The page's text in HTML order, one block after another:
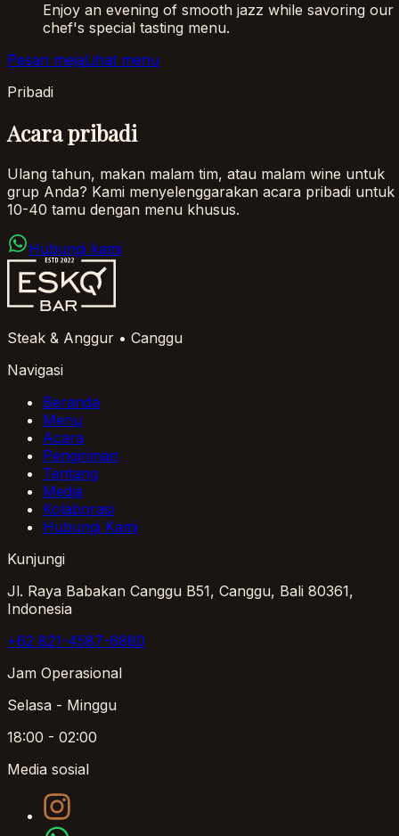
Enjoy an evening of smooth jazz while savoring our
chef's special tasting menu.
Pesan mejaLihat menu
Pribadi
Acara pribadi
Ulang tahun, makan malam tim, atau malam wine untuk
grup Anda? Kami menyelenggarakan acara pribadi untuk
10-40 tamu dengan menu khusus.
Hubungi kami
Steak & Anggur • Canggu
Navigasi
Beranda
Menu
Acara
Pengiriman
Tentang
Media
Kolaborasi
Hubungi Kami
Kunjungi
Jl. Raya Babakan Canggu B51, Canggu, Bali 80361,
Indonesia
+62 821-4587-6880
Jam Operasional
Selasa - Minggu
18:00 - 02:00
Media sosial